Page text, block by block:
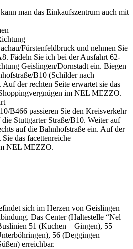
man das Einkaufszentrum auch mit
Fürstenfeldbruck und nehmen Sie
Fädeln Sie ich bei der Ausfahrt 62-
Geislingen/Dornstadt ein. Biegen
B10 (Schilder nach
der rechten Seite erwartet sie das
im NEL MEZZO.
B466 passieren Sie den Kreisverkehr
Stuttgarter Straße/B10. Weiter auf
auf die Bahnhofstraße ein. Auf der
das facettenreiche
NEL MEZZO.
sich im Herzen von Geislingen
Das Center (Haltestelle “Nel
51 (Kuchen – Gingen), 55
56 (Deggingen –
erreichbar.